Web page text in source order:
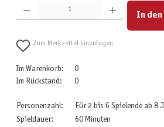
Produkt Anzahl: Gib den gewünschten Wert ein oder benutze
In den
Zum Merkzettel hinzufügen
Im Warenkorb:
0
Im Rückstand:
0
Personenzahl:
Für 2 bis 6 Spielende ab 8
Spieldauer:
60 Minuten